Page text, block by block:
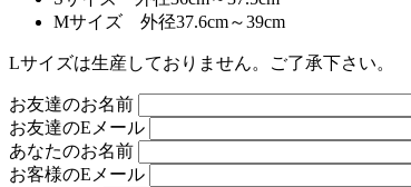
Mサイズ 外径37.6cm～39cm
Lサイズは生産しておりません。ご了承下さい。
お友達のお名前
お友達のEメール
あなたのお名前
お客様のEメール